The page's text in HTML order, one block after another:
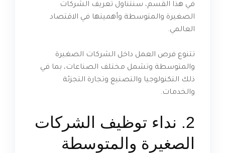
في هذا القسم، سنتناول تعريف الشركات
الصغيرة والمتوسطة وأهميتها في الاقتصاد
العالمي.
تتنوع فرص العمل داخل الشركات الصغيرة
والمتوسطة وتشمل مختلف الصناعات، بما في
ذلك التكنولوجيا والتصنيع وتجارة التجزئة
والخدمات.
2. نداء توظيف الشركات
الصغيرة والمتوسطة